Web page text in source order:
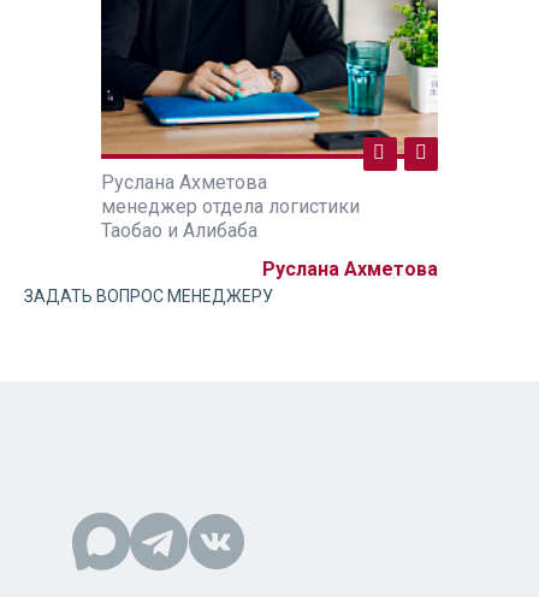
Руслана Ахметова
менеджер отдела логистики
Таобао и Алибаба
Руслана Ахметова
ЗАДАТЬ ВОПРОС МЕНЕДЖЕРУ